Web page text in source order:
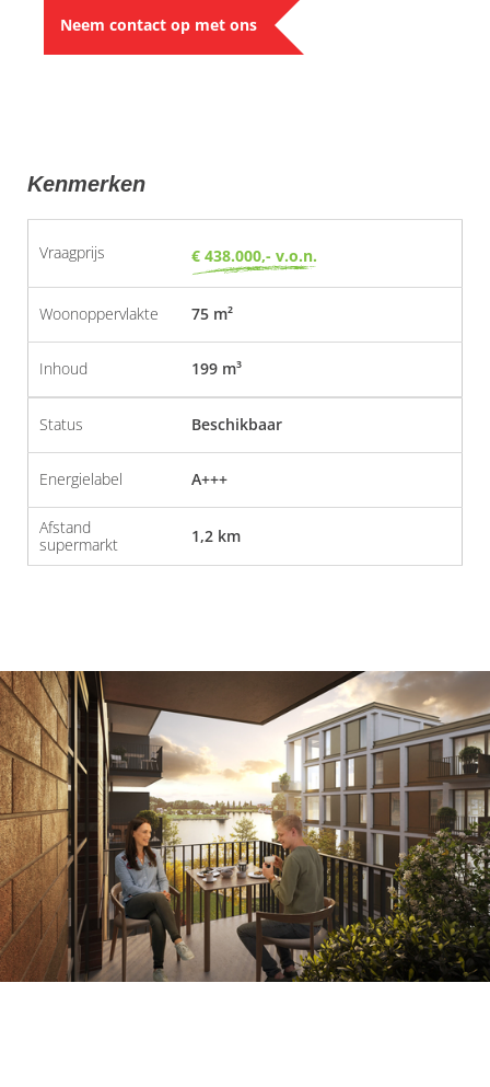
Neem contact op met ons
Kenmerken
Vraagprijs € 438.000,- v.o.n.
Woonoppervlakte 75 m²
Inhoud 199 m³
Status Beschikbaar
Energielabel A+++
Afstand
supermarkt
1,2 km